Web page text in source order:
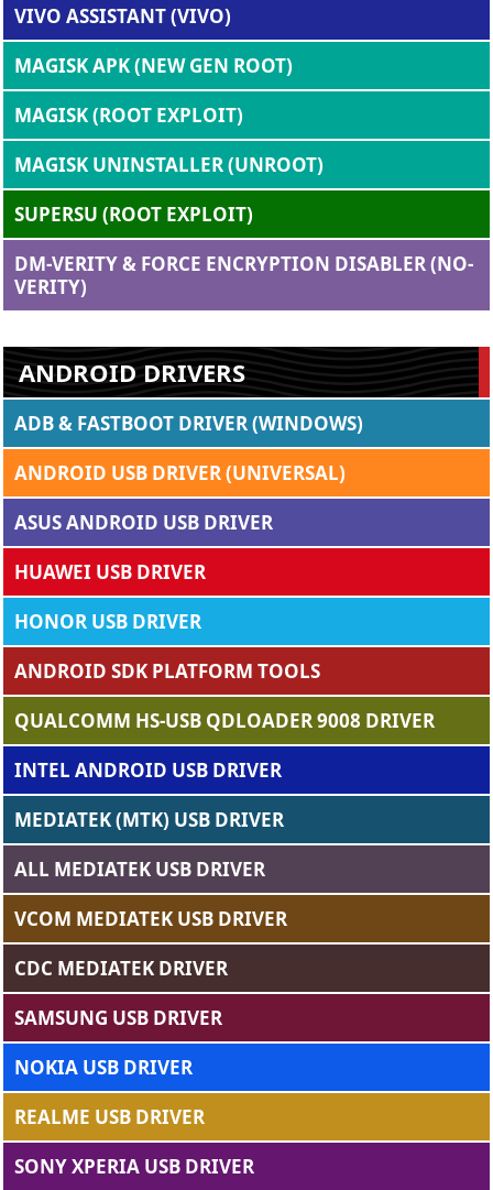
VIVO ASSISTANT (VIVO)
MAGISK APK (NEW GEN ROOT)
MAGISK (ROOT EXPLOIT)
MAGISK UNINSTALLER (UNROOT)
SUPERSU (ROOT EXPLOIT)
DM-VERITY & FORCE ENCRYPTION DISABLER (NO-
VERITY)
ANDROID DRIVERS
ADB & FASTBOOT DRIVER (WINDOWS)
ANDROID USB DRIVER (UNIVERSAL)
ASUS ANDROID USB DRIVER
HUAWEI USB DRIVER
HONOR USB DRIVER
ANDROID SDK PLATFORM TOOLS
QUALCOMM HS-USB QDLOADER 9008 DRIVER
INTEL ANDROID USB DRIVER
MEDIATEK (MTK) USB DRIVER
ALL MEDIATEK USB DRIVER
VCOM MEDIATEK USB DRIVER
CDC MEDIATEK DRIVER
SAMSUNG USB DRIVER
NOKIA USB DRIVER
REALME USB DRIVER
SONY XPERIA USB DRIVER